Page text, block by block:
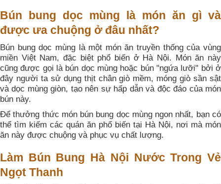
Bún bung dọc mùng là món ăn gì và
được ưa chuộng ở đâu nhất?
Bún bung dọc mùng là một món ăn truyền thống của vùng
miền Việt Nam, đặc biệt phổ biến ở Hà Nội. Món ăn này
cũng được gọi là bún dọc mùng hoặc bún "ngứa lưỡi" bởi ở
đây người ta sử dụng thịt chân giò mềm, móng giò sần sật
và dọc mùng giòn, tạo nên sự hấp dẫn và độc đáo của món
bún này.
Để thưởng thức món bún bung dọc mùng ngon nhất, bạn có
thể tìm kiếm các quán ăn phổ biến tại Hà Nội, nơi mà món
ăn này được chuộng và phục vụ chất lượng.
Làm Bún Bung Hà Nội Nước Trong Vẻ
Ngọt Thanh